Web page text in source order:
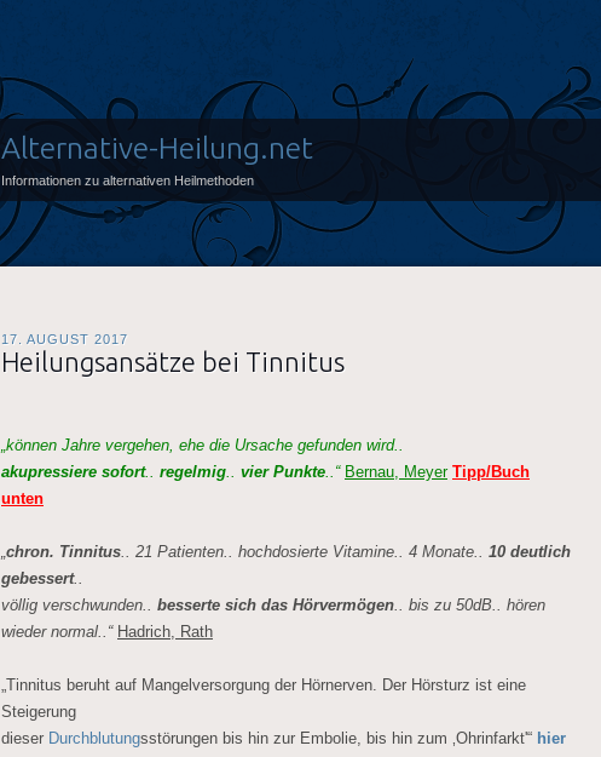
Alternative-Heilung.net
Informationen zu alternativen Heilmethoden
17. AUGUST 2017
Heilungsansätze bei Tinnitus
„können Jahre vergehen, ehe die Ursache gefunden wird..
akupressiere sofort.. regelmig.. vier Punkte..“ Bernau, Meyer Tipp/Buch
unten
„chron. Tinnitus.. 21 Patienten.. hochdosierte Vitamine.. 4 Monate.. 10 deutlich
gebessert..
völlig verschwunden.. besserte sich das Hörvermögen.. bis zu 50dB.. hören
wieder normal..“ Hadrich, Rath
„Tinnitus beruht auf Mangelversorgung der Hörnerven. Der Hörsturz ist eine
Steigerung
dieser Durchblutungsstörungen bis hin zur Embolie, bis hin zum ‚Ohrinfarkt'“ hier